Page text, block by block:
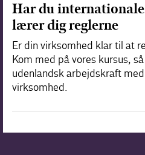
Har du
lærer dig reglerne
Er din virksomhed klar til at
Kom med på vores kursus,
udenlandsk arbejdskraft
virksomhed.